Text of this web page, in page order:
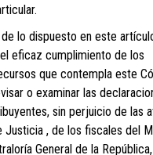
lo dispuesto en este a
eficaz cumplimiento de los
que contempla este
o examinar las
sin perjuicio de las
Justicia , de los fiscales del
General de la